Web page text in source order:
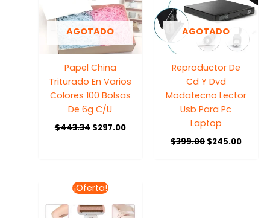
AGOTADO
Papel China
Triturado En Varios
Colores 100 Bolsas
De 6g C/U
$443.34 $297.00
AGOTADO
Reproductor De
Cd Y Dvd
Modatecno Lector
Usb Para Pc
Laptop
$399.00 $245.00
¡Oferta!
El
precio
originalactual